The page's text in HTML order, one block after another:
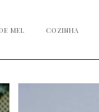
MEL COZINHA